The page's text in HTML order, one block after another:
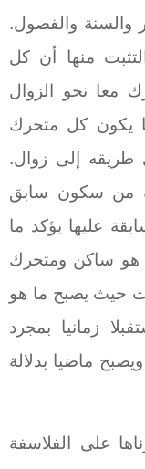
والسنة والفصول.
منها أن كل
نحو الزوال
يكون كل متحرك
طريقه إلى زوال.
من سكون سابق
عليها يؤكد ما
هو ساكن ومتحرك
حيث يصبح ما هو
زمانيا بمجرد
ماضيا بدلالة
على الفلاسفة